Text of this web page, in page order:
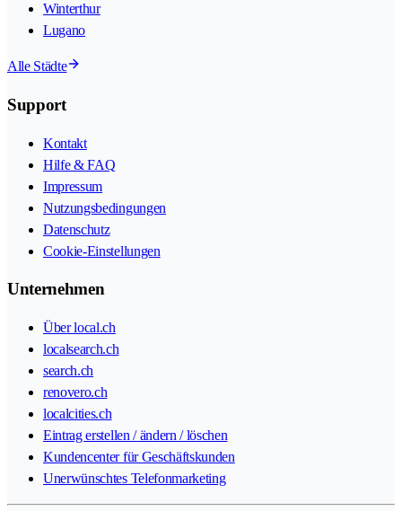
Winterthur
Lugano
Alle Städte
Support
Kontakt
Hilfe & FAQ
Impressum
Nutzungsbedingungen
Datenschutz
Cookie-Einstellungen
Unternehmen
Über local.ch
localsearch.ch
search.ch
renovero.ch
localcities.ch
Eintrag erstellen / ändern / löschen
Kundencenter für Geschäftskunden
Unerwünschtes Telefonmarketing